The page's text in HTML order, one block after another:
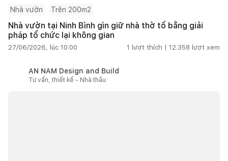
Nhà vườn Trên 200m2
Nhà vườn tại Ninh Bình gìn giữ nhà thờ tổ bằng giải
pháp tổ chức lại không gian
27/06/2026, lúc 10:00 1 lượt thích | 12.358 lượt xem
AN NAM Design and Build
Tư vấn, thiết kế - Nhà thầu